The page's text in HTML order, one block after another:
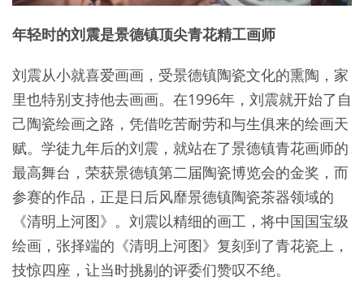
年轻时的刘震是景德镇顶尖青花精工画师
刘震从小就喜爱画画，受景德镇陶瓷文化的熏陶，家
里也特别支持他去画画。在1996年，刘震就开始了自
己陶瓷绘画之路，凭借吃苦耐劳和与生俱来的绘画天
赋。学徒九年后的刘震，就站在了景德镇青花画师的
最高舞台，荣获景德镇第二届陶瓷博览会的金奖，而
参赛的作品，正是日后风靡景德镇陶瓷茶器领域的
《清明上河图》。刘震以精细的画工，将中国国宝级
绘画，张择端的《清明上河图》复刻到了青花瓷上，
技惊四座，让当时挑剔的评委们赞叹不绝。